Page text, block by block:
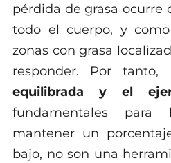
pérdida de grasa ocurre
todo el cuerpo, y
zonas con grasa
responder. Por
equilibrada y el
fundamentales
mantener un
bajo, no son una